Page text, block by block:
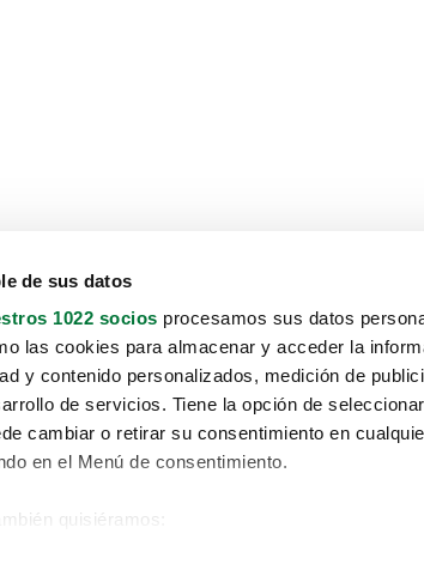
de sus datos
1022 socios procesamos sus datos
las cookies para almacenar y acceder la
y contenido personalizados, medición de
de servicios. Tiene la opción de
cambiar o retirar su consentimiento en
en el Menú de consentimiento.
quisiéramos: